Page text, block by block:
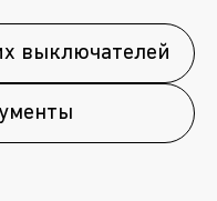
выключателей